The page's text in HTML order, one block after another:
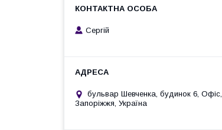
Cергій
бульвар Шевченка, будинок 6, Офіс,
Запоріжжя, Україна